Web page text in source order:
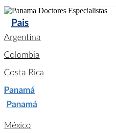
Pais
Argentina
Colombia
Costa Rica
Panamá
Panamá
México